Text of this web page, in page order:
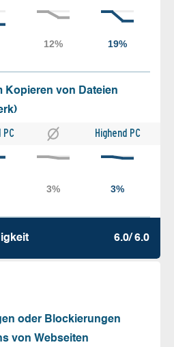
Kopieren von Dateien
Highend PC
6.0/ 6.0
oder Blockierungen
von Webseiten